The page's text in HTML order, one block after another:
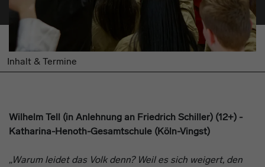
Inhalt & Termine
Wilhelm Tell (in Anlehnung an Friedrich Schiller) (12+) -
Katharina-Henoth-Gesamtschule (Köln-Vingst)
„Warum leidet das Volk denn? Weil es sich weigert, den